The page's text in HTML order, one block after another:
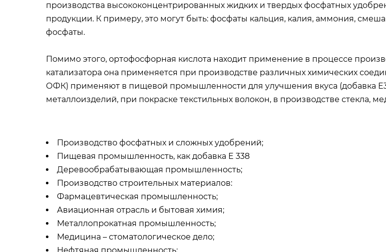
производства высококонцентрированных жидких и твердых фосфатных
продукции. К примеру, это могут быть: фосфаты кальция, калия, аммония,
фосфаты.
Помимо этого, ортофосфорная кислота находит применение в процессе
катализатора она применяется при производстве различных химических
ОФК) применяют в пищевой промышленности для улучшения вкуса (добавка
металлоизделий, при покраске текстильных волокон, в производстве стекла,
Производство фосфатных и сложных удобрений;
Пищевая промышленность, как добавка Е 338
Деревообрабатывающая промышленность;
Производство строительных материалов:
Фармацевтическая промышленность;
Авиационная отрасль и бытовая химия;
Металлопрокатная промышленность;
Медицина – стоматологическое дело;